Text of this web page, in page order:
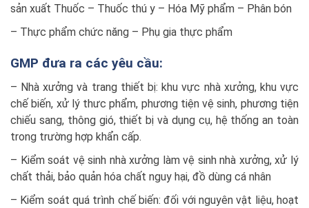
sản xuất Thuốc – Thuốc thú y – Hóa Mỹ phẩm – Phân bón
– Thực phẩm chức năng – Phụ gia thực phẩm
GMP đưa ra các yêu cầu:
– Nhà xưởng và trang thiết bị: khu vực nhà xưởng, khu vực
chế biến, xử lý thưc phẩm, phương tiện vệ sinh, phương tiện
chiếu sang, thông gió, thiết bị và dụng cụ, hệ thống an toàn
trong trường hợp khẩn cấp.
– Kiểm soát vệ sinh nhà xưởng làm vệ sinh nhà xưởng, xử lý
chất thải, bảo quản hóa chất nguy hại, đồ dùng cá nhân
– Kiểm soát quá trình chế biến: đối với nguyên vật liệu, hoạt